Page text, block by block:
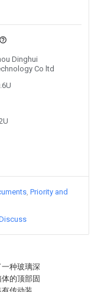
种玻璃深
的顶部固
Dinghui
Co ltd
Priority and